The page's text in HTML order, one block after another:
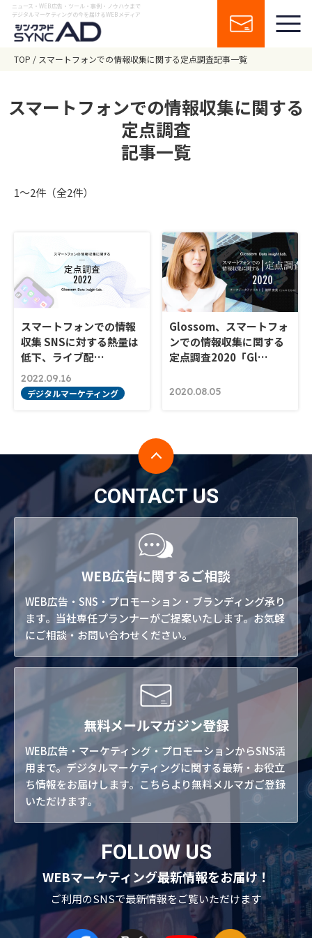
ニュース・WEB広告・ツール・事例・ノウハウまで
デジタルマーケティングの今を届けるWEBメディア
TOP スマートフォンでの情報収集に関する定点調査記事一覧
スマートフォンでの情報収集に関する
定点調査
記事一覧
1〜2件（全2件）
スマートフォンでの情報
収集 SNSに対する熱量は
低下、ライブ配…
2022.09.16
デジタルマーケティング
Glossom、スマートフォ
ンでの情報収集に関する
定点調査2020「Gl…
2020.08.05
CONTACT US
WEB広告に関するご相談
WEB広告・SNS・プロモーション・ブランディング承り
ます。当社専任プランナーがご提案いたします。お気軽
にご相談・お問い合わせください。
無料メールマガジン登録
WEB広告・マーケティング・プロモーションからSNS活
用まで。デジタルマーケティングに関する最新・お役立
ち情報をお届けします。こちらより無料メルマガご登録
いただけます。
FOLLOW US
WEBマーケティング最新情報をお届け！
ご利用のSNSで最新情報をご覧いただけます